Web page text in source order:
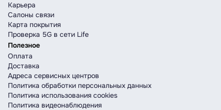
Карьера
Салоны связи
Карта покрытия
Проверка 5G в сети Life
Полезное
Оплата
Доставка
Адреса сервисных центров
Политика обработки персональных данных
Политика использования cookies
Политика видеонаблюдения